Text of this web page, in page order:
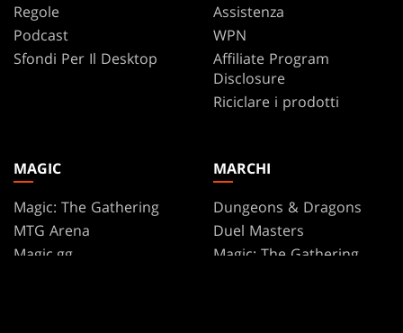
Regole
Podcast
Sfondi Per Il Desktop
Assistenza
WPN
Affiliate Program
Disclosure
Riciclare i prodotti
MAGIC
Magic: The Gathering
MTG Arena
Magic.gg
MARCHI
Dungeons & Dragons
Duel Masters
Magic: The Gathering